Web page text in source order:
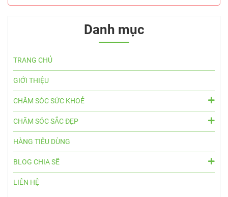
Danh mục
TRANG CHỦ
GIỚI THIỆU
CHĂM SÓC SỨC KHOẺ
CHĂM SÓC SẮC ĐẸP
HÀNG TIÊU DÙNG
BLOG CHIA SẼ
LIÊN HỆ